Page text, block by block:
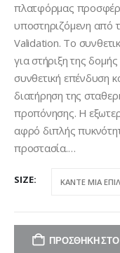
πλατφόρμας
υποστηριζόμενη από
Validation. Το
για στήριξη της
συνθετική επένδυση
διατήρηση της
προπόνησης. Η
αφρό διπλής
προστασία.…
SIZE
ΠΡΟΣΘΉΚΗ ΣΤΟ